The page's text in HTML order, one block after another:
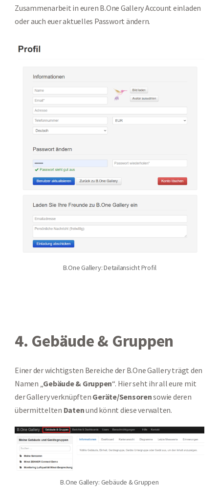
Zusammenarbeit in euren B.One Gallery Account einladen
oder auch euer aktuelles Passwort ändern.
B.One Gallery: Detailansicht Profil
4. Gebäude & Gruppen
Einer der wichtigsten Bereiche der B.One Gallery trägt den
Namen „Gebäude & Gruppen“. Hier seht ihr all eure mit
der Gallery verknüpften Geräte/Sensorensowie deren
übermittelten Datenund könnt diese verwalten.
B.One Gallery: Gebäude & Gruppen